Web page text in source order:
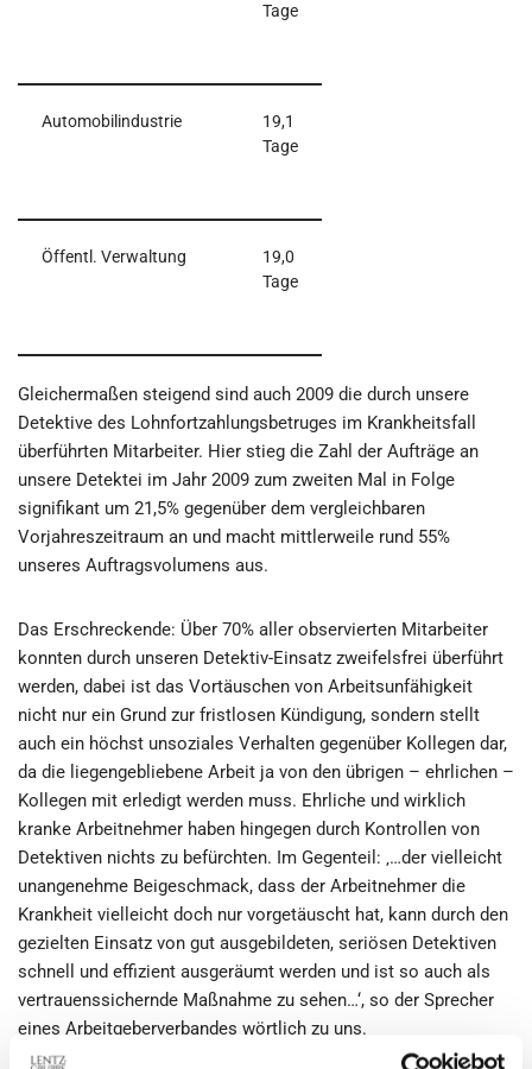
Tage
Automobilindustrie
19,1
Tage
Öffentl. Verwaltung
19,0
Tage
Gleichermaßen steigend sind auch 2009 die durch unsere
Detektive des Lohnfortzahlungsbetruges im Krankheitsfall
überführten Mitarbeiter. Hier stieg die Zahl der Aufträge an
unsere Detektei im Jahr 2009 zum zweiten Mal in Folge
signifikant um 21,5% gegenüber dem vergleichbaren
Vorjahreszeitraum an und macht mittlerweile rund 55%
unseres Auftragsvolumens aus.
Das Erschreckende: Über 70% aller observierten Mitarbeiter
konnten durch unseren Detektiv-Einsatz zweifelsfrei überführt
werden, dabei ist das Vortäuschen von Arbeitsunfähigkeit
nicht nur ein Grund zur fristlosen Kündigung, sondern stellt
auch ein höchst unsoziales Verhalten gegenüber Kollegen dar,
da die liegengebliebene Arbeit ja von den übrigen – ehrlichen –
Kollegen mit erledigt werden muss. Ehrliche und wirklich
kranke Arbeitnehmer haben hingegen durch Kontrollen von
Detektiven nichts zu befürchten. Im Gegenteil: ‚…der vielleicht
unangenehme Beigeschmack, dass der Arbeitnehmer die
Krankheit vielleicht doch nur vorgetäuscht hat, kann durch den
gezielten Einsatz von gut ausgebildeten, seriösen Detektiven
schnell und effizient ausgeräumt werden und ist so auch als
vertrauenssichernde Maßnahme zu sehen…‘, so der Sprecher
eines Arbeitgeberverbandes wörtlich zu uns.